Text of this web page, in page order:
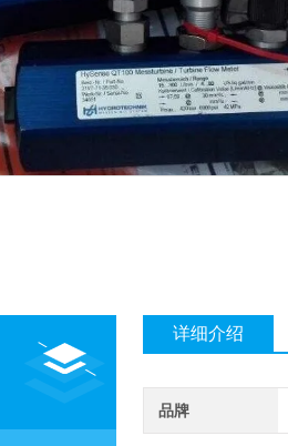
详细介绍
品牌